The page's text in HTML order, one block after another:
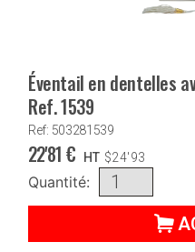
Éventail en dentelles
Ref. 1539
Ref: 503281539
22'81 € HT $24'93
Quantité: